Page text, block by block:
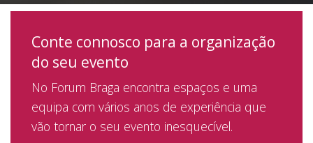
Conte connosco para a organização
do seu evento
No Forum Braga encontra espaços e uma
equipa com vários anos de experiência que
vão tornar o seu evento inesquecível.